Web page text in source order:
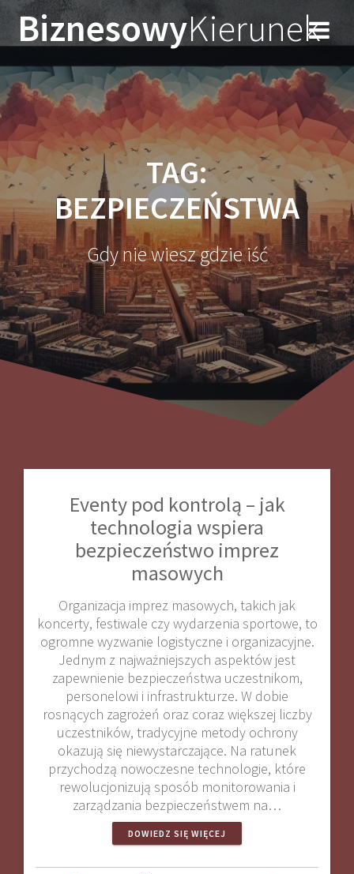
Przejdź
do
treści
BiznesowyKierunek
TAG:
BEZPIECZEŃSTWA
Gdy nie wiesz gdzie iść
Eventy pod kontrolą – jak
technologia wspiera
bezpieczeństwo imprez
masowych
Organizacja imprez masowych, takich jak
koncerty, festiwale czy wydarzenia sportowe, to
ogromne wyzwanie logistyczne i organizacyjne.
Jednym z najważniejszych aspektów jest
zapewnienie bezpieczeństwa uczestnikom,
personelowi i infrastrukturze. W dobie
rosnących zagrożeń oraz coraz większej liczby
uczestników, tradycyjne metody ochrony
okazują się niewystarczające. Na ratunek
przychodzą nowoczesne technologie, które
rewolucjonizują sposób monitorowania i
zarządzania bezpieczeństwem na…
DOWIEDZ SIĘ WIĘCEJ